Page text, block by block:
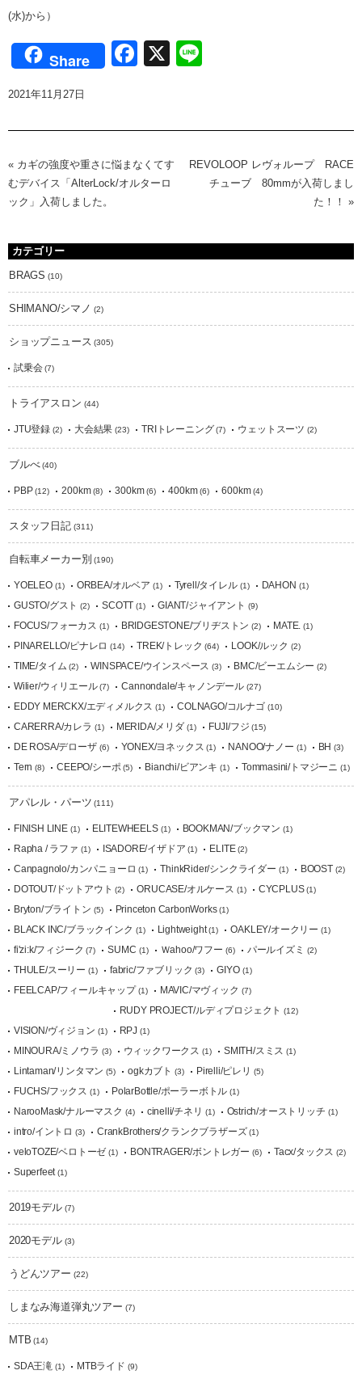
(水)から）
Share Facebook
X
2021年11月27日
« カギの強度や重さに悩まなくてす
むデバイス「AlterLock/オルターロ
ック」入荷しました。
REVOLOOP レヴォループ RACE
チューブ 80mmが入荷しまし
た！！ »
カテゴリー
BRAGS (10)
SHIMANO/シマノ (2)
ショップニュース (305)
試乗会(7)
トライアスロン (44)
JTU登録 (2) 大会結果 (23) TRIトレーニング (7) ウェットスーツ (2)
ブルべ(40)
PBP(12) 200km(8) 300km(6) 400km(6) 600km(4)
スタッフ日記(311)
自転車メーカー別 (190)
YOELEO(1) ORBEA/オルベア (1) Tyrell/タイレル(1) DAHON (1)
GUSTO/グスト (2) SCOTT (1) GIANT/ジャイアント (9)
FOCUS/フォーカス (1) BRIDGESTONE/ブリヂストン (2) MATE. (1)
PINARELLO/ピナレロ (14) TREK/トレック (64) LOOK/ルック (2)
TIME/タイム (2) WINSPACE/ウインスペース (3) BMC/ビーエムシー (2)
Wilier/ウィリエール(7) Cannondale/キャノンデール(27)
EDDY MERCKX/エディメルクス (1) COLNAGO/コルナゴ (10)
CARERRA/カレラ (1) MERIDA/メリダ (1) FUJI/フジ (15)
DE ROSA/デローザ (6) YONEX/ヨネックス (1) NANOO/ナノー (1) BH (3)
Tern (8) CEEPO/シーポ (5) Bianchi/ビアンキ (1) Tommasini/トマジーニ (1)
アパレル・パーツ (111)
FINISH LINE (1) ELITEWHEELS(1) BOOKMAN/ブックマン (1)
Rapha / ラファ (1) ISADORE/イザドア (1) ELITE (2)
Canpagnolo/カンパニョーロ (1) ThinkRider/シンクライダー (1) BOOST (2)
DOTOUT/ドットアウト (2) ORUCASE/オルケース (1) CYCPLUS(1)
Bryton/ブライトン (5) Princeton CarbonWorks(1)
BLACK INC/ブラックインク (1) Lightweight(1) OAKLEY/オークリー (1)
fi'zi:k/フィジーク (7) SUMC (1) Ｗahoo/ワフー (6) パールイズミ (2)
THULE/スーリー (1) fabric/ファブリック (3) GIYO(1)
FEELCAP/フィールキャップ(1) MAVIC/マヴィック (7)
VISION/ヴィジョン (1)
RUDY PROJECT/ルディプロジェクト (12)
RPJ (1)
MINOURA/ミノウラ (3) ウィックワークス (1) SMITH/スミス (1)
Lintaman/リンタマン (5) ogkカブト (3) Pirelli/ピレリ (5)
FUCHS/フックス (1) PolarBottle/ポーラーボトル (1)
NarooMask/ナルーマスク (4) cinelli/チネリ (1) Ostrich/オーストリッチ (1)
intro/イントロ (3) CrankBrothers/クランクブラザーズ (1)
veloTOZE/ベロトーゼ (1) BONTRAGER/ボントレガー (6) Tacx/タックス (2)
Superfeet (1)
2019モデル(7)
2020モデル(3)
うどんツアー (22)
しまなみ海道弾丸ツアー (7)
MTB (14)
SDA王滝 (1) MTBライド (9)